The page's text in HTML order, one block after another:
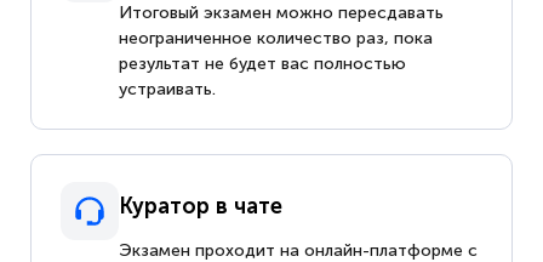
Итоговый экзамен можно пересдавать
неограниченное количество раз, пока
результат не будет вас полностью
устраивать.
Куратор в чате
Экзамен проходит на онлайн-платформе с